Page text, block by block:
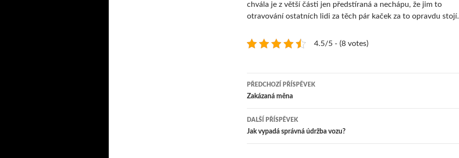
chvála je z větší části jen předstíraná a nechápu, že jim to
otravování ostatních lidi za těch pár kaček za to opravdu stojí.
4.5/5 - (8 votes)
Navigace
pro
příspěvky
PŘEDCHOZÍ PŘÍSPĚVEK
Zakázaná měna
DALŠÍ PŘÍSPĚVEK
Jak vypadá správná údržba vozu?